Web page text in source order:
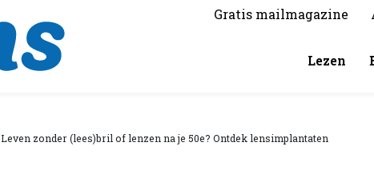
Gratis mailmagazine
Lezen
Leven zonder (lees)bril of lenzen na je 50e? Ontdek lensimplantaten